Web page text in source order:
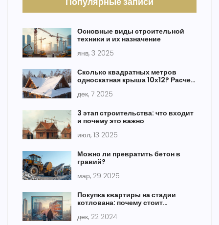
Основные виды строительной
техники и их назначение
янв, 3 2025
Сколько квадратных метров
односкатная крыша 10х12? Расчет
дек, 7 2025
3 этап строительства: что входит
и почему это важно
июл, 13 2025
Можно ли превратить бетон в
гравий?
мар, 29 2025
Покупка квартиры на стадии
котлована: почему стоит
дек, 22 2024